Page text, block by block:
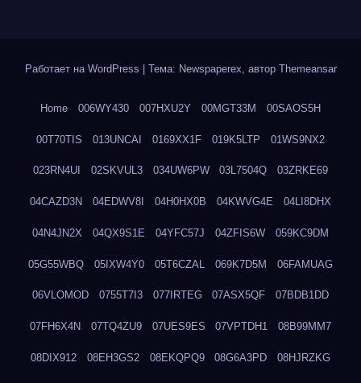
Работает на WordPress Тема: Newspaperex, автор Themeansar
Home 006WY430 007HXU2Y 00MGT33M 00SAOS5H
00T70TIS 013UNCAI 0169XX1F 019K5LTP 01WS9NX2
023RN4UI 02SKVUL3 034UW6PW 03L7504Q 03ZRKE69
04CAZD3N 04EDWV8I 04H0HX0B 04KWVG4E 04LI8DHX
04N4JN2X 04QX9S1E 04YFC57J 04ZFIS6W 059KC9DM
05G55WBQ 05IXW4Y0 05T6CZAL 069K7D5M 06FAMUAG
06VLOMOD 0755T7I3 077IRTEG 07ASX5QF 07BDB1DD
07FH6X4N 07TQ4ZU9 07UES9ES 07VPTDH1 08B99MM7
08DIX912 08EH3GS2 08EKQPQ9 08G6A3PD 08HJRZKG